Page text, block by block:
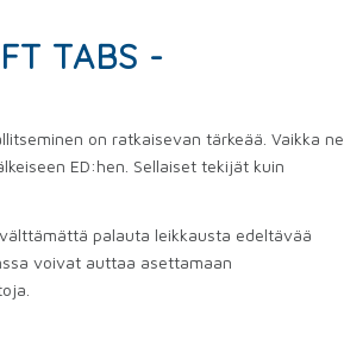
TABS -
on ratkaisevan tärkeää. Vaikka ne
ED:hen. Sellaiset tekijät kuin
palauta leikkausta edeltävää
voivat auttaa asettamaan